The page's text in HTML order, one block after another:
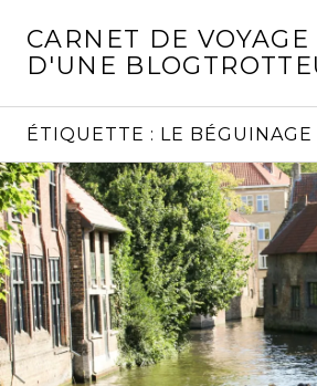
contenu
CARNET DE VOYAGE
D'UNE
ÉTIQUETTE : LE BÉGUINAGE